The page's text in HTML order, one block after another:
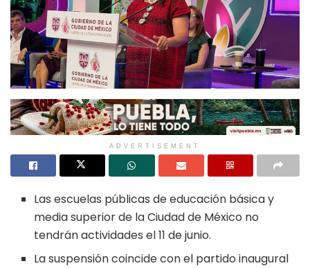
ADVERTISEMENT
Las escuelas públicas de educación básica y
media superior de la Ciudad de México no
tendrán actividades el 11 de junio.
La suspensión coincide con el partido inaugural